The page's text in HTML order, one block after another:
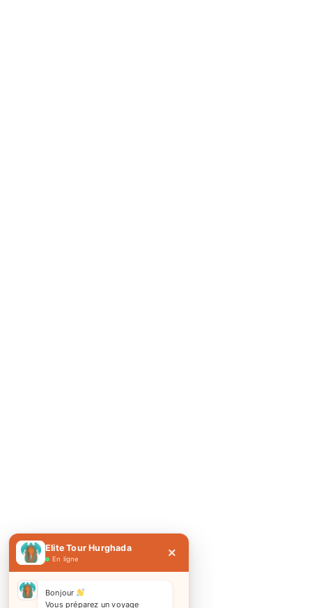
Elite Tour Hurghada
En ligne ×
Bonjour
Vous préparez un voyage